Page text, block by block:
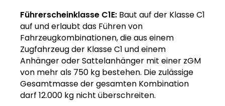
Führerscheinklasse C1E: Baut auf der Klasse C1
auf und erlaubt das Führen von
Fahrzeugkombinationen, die aus einem
Zugfahrzeug der Klasse C1 und einem
Anhänger oder Sattelanhänger mit einer zGM
von mehr als 750 kg bestehen. Die zulässige
Gesamtmasse der gesamten Kombination
darf 12.000 kg nicht überschreiten.